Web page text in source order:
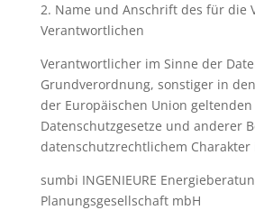
2. Name und Anschrift des für die
Verantwortlichen
Verantwortlicher im Sinne der
Grundverordnung, sonstiger in
der Europäischen Union geltenden
Datenschutzgesetze und anderer
datenschutzrechtlichem Charakter
sumbi INGENIEURE
Planungsgesellschaft mbH